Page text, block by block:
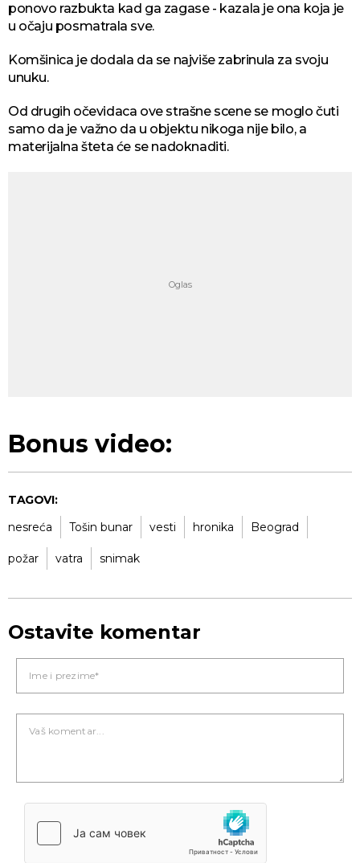
ponovo razbukta kad ga zagase - kazala je ona koja je
u očaju posmatrala sve.
Komšinica je dodala da se najviše zabrinula za svoju
unuku.
Od drugih očevidaca ove strašne scene se moglo čuti
samo da je važno da u objektu nikoga nije bilo, a
materijalna šteta će se nadoknaditi.
Bonus video:
TAGOVI:
nesreća
Tošin bunar vesti hronika Beograd
požar vatra snimak
Ostavite komentar